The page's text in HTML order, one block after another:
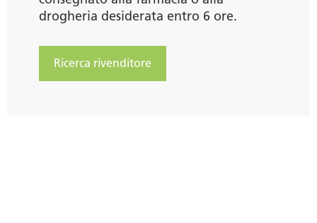
drogheria desiderata entro 6 ore.
Ricerca rivenditore